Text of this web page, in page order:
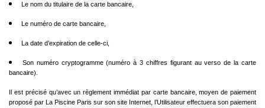
Le nom du titulaire de la carte bancaire,
Le numéro de carte bancaire,
La date d’expiration de celle-ci,
Son numéro cryptogramme (numéro à 3 chiffres figurant au verso de la carte
bancaire).
Il est précisé qu’avec un règlement immédiat par carte bancaire, moyen de paiement
proposé par La Piscine Paris sur son site Internet, l’Utilisateur effectuera son paiement